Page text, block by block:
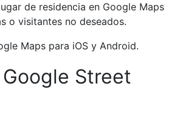
de residencia en Google Maps
o visitantes no deseados.
Maps para iOS y Android.
Street